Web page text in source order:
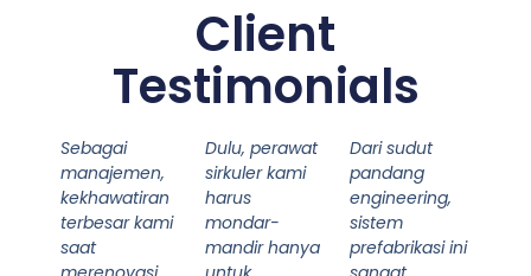
Client
Testimonials
Sebagai
manajemen,
kekhawatiran
terbesar kami
saat
Dulu, perawat
sirkuler kami
harus
mondar-
mandir hanya
Dari sudut
pandang
engineering,
sistem
prefabrikasi ini